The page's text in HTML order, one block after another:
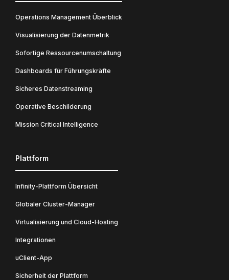
Operations Management Überblick
Visualisierung der Datenmetrik
Sofortige Ressourcenumschaltung
Dashboards für Führungskräfte
Sicheres Datenstreaming
Operative Beschilderung
Mission Critical Intelligence
Plattform
Infinity-Plattform Übersicht
Globaler Cluster-Manager
Virtualisierung und Cloud-Hosting
Integrationen
uClient-App
Sicherheit der Plattform